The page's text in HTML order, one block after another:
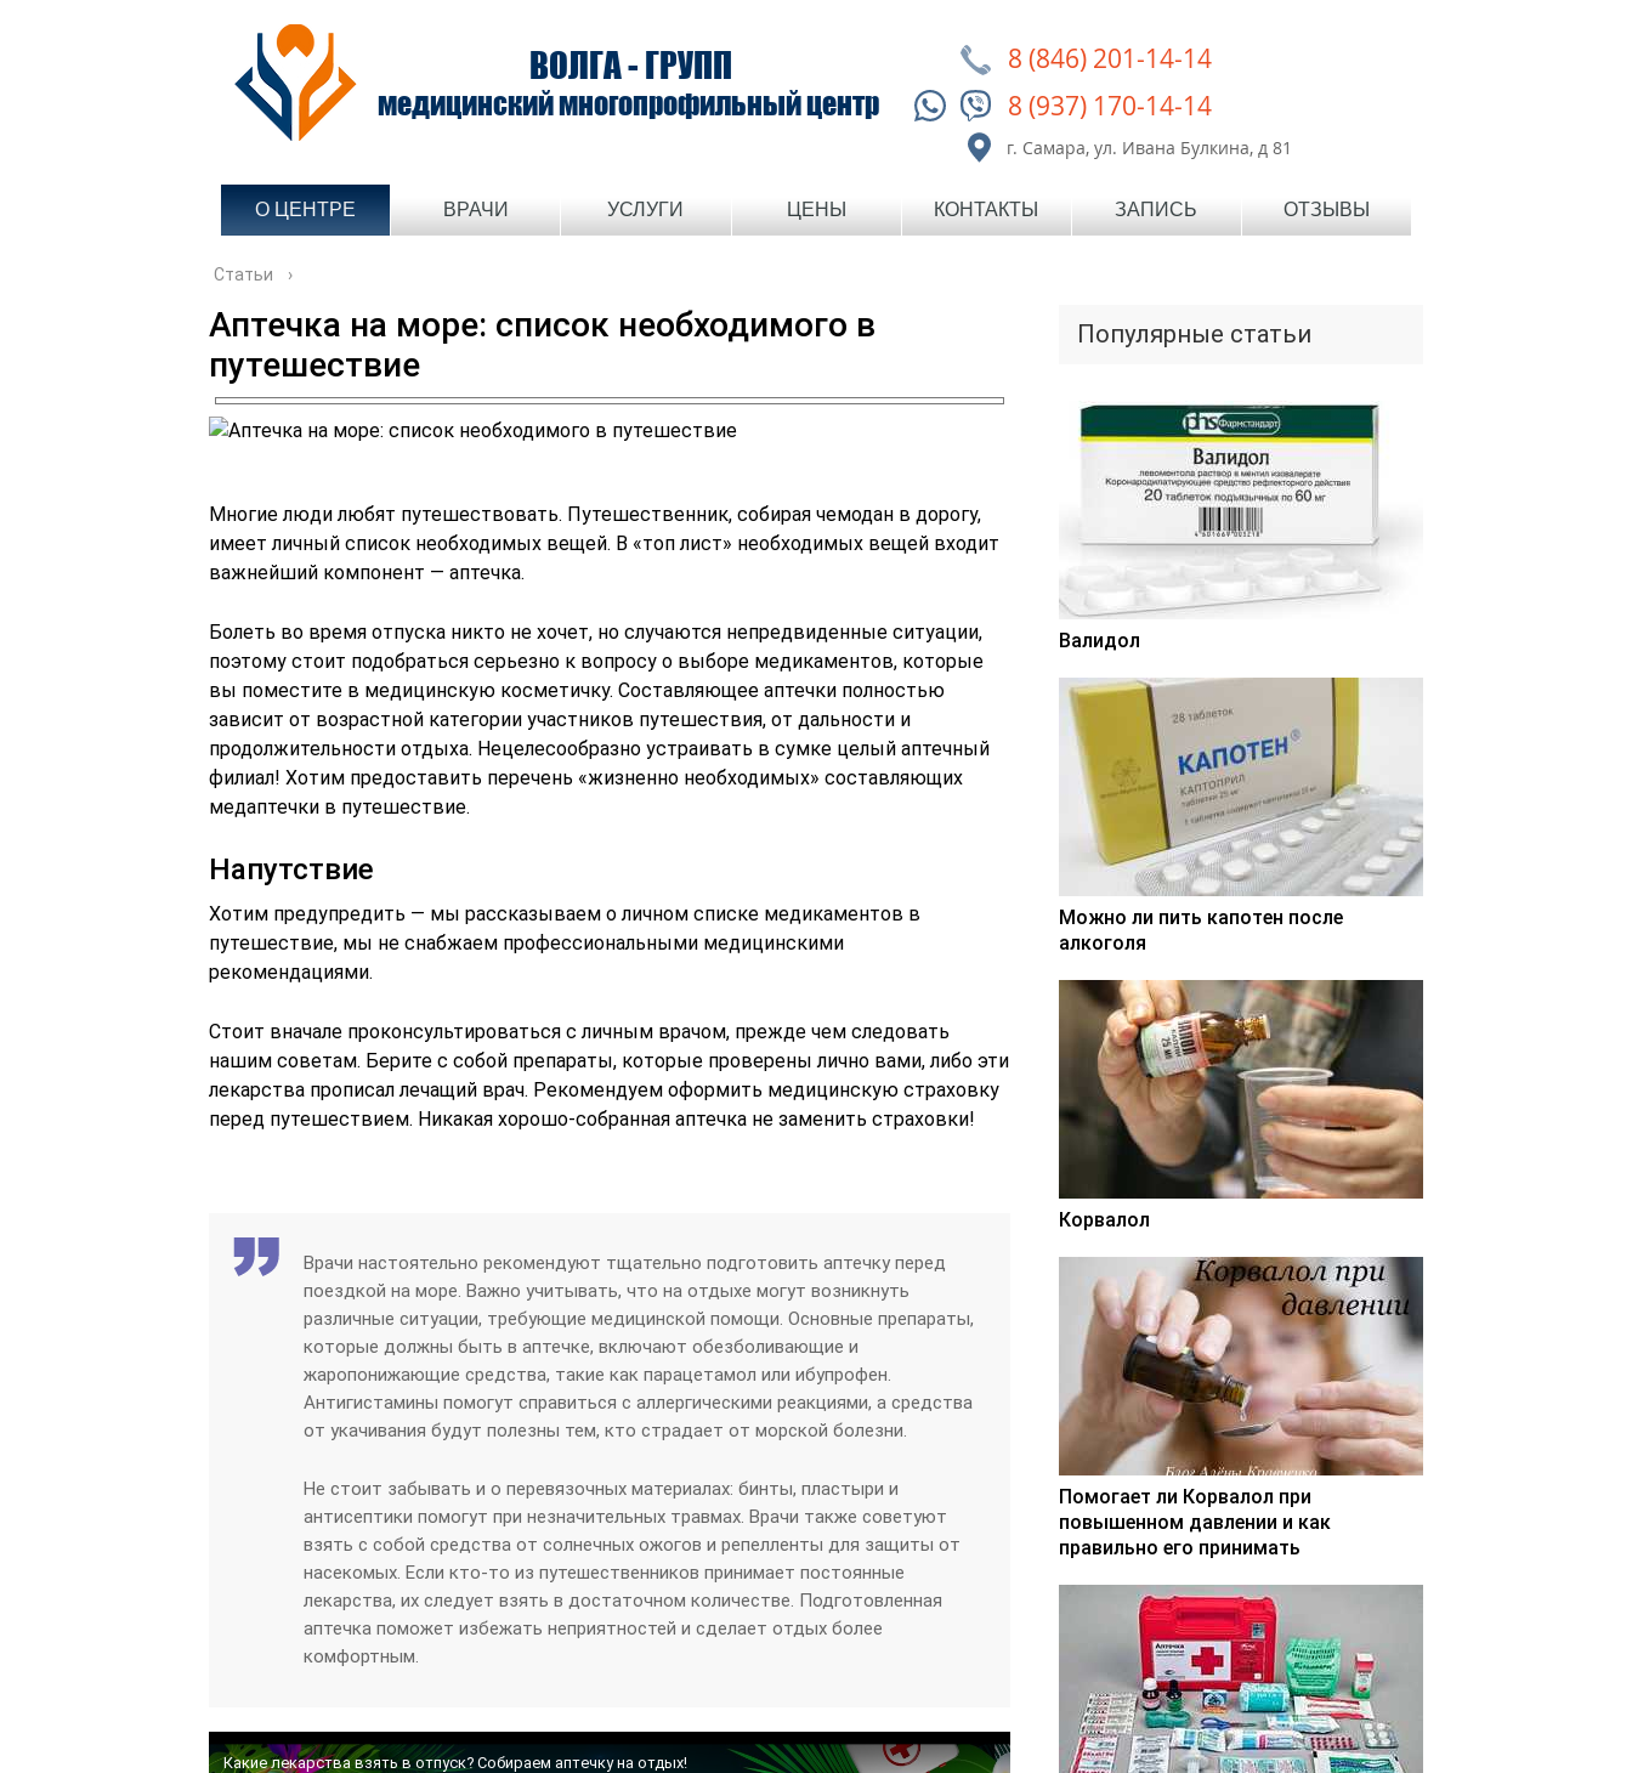
ВОЛГА - ГРУПП
медицинский многопрофильный центр
8 (846) 201-14-14
8 (937) 170-14-14
г. Самара, ул. Ивана Булкина, д 81
О ЦЕНТРЕ ВРАЧИ УСЛУГИ ЦЕНЫ КОНТАКТЫ ЗАПИСЬ ОТЗЫВЫ
Статьи ›
Аптечка на море: список необходимого в
путешествие
Многие люди любят путешествовать. Путешественник, собирая чемодан в дорогу,
имеет личный список необходимых вещей. В «топ лист» необходимых вещей входит
важнейший компонент — аптечка.
Болеть во время отпуска никто не хочет, но случаются непредвиденные ситуации,
поэтому стоит подобраться серьезно к вопросу о выборе медикаментов, которые
вы поместите в медицинскую косметичку. Составляющее аптечки полностью
зависит от возрастной категории участников путешествия, от дальности и
продолжительности отдыха. Нецелесообразно устраивать в сумке целый аптечный
филиал! Хотим предоставить перечень «жизненно необходимых» составляющих
медаптечки в путешествие.
Напутствие
Хотим предупредить — мы рассказываем о личном списке медикаментов в
путешествие, мы не снабжаем профессиональными медицинскими
рекомендациями.
Стоит вначале проконсультироваться с личным врачом, прежде чем следовать
нашим советам. Берите с собой препараты, которые проверены лично вами, либо эти
лекарства прописал лечащий врач. Рекомендуем оформить медицинскую страховку
перед путешествием. Никакая хорошо-собранная аптечка не заменить страховки!
Врачи настоятельно рекомендуют тщательно подготовить аптечку перед
поездкой на море. Важно учитывать, что на отдыхе могут возникнуть
различные ситуации, требующие медицинской помощи. Основные препараты,
которые должны быть в аптечке, включают обезболивающие и
жаропонижающие средства, такие как парацетамол или ибупрофен.
Антигистамины помогут справиться с аллергическими реакциями, а средства
от укачивания будут полезны тем, кто страдает от морской болезни.
Не стоит забывать и о перевязочных материалах: бинты, пластыри и
антисептики помогут при незначительных травмах. Врачи также советуют
взять с собой средства от солнечных ожогов и репелленты для защиты от
насекомых. Если кто-то из путешественников принимает постоянные
лекарства, их следует взять в достаточном количестве. Подготовленная
аптечка поможет избежать неприятностей и сделает отдых более
комфортным.
Какие лекарства взять в отпуск? Собираем аптечку на отдых!
Популярные статьи
Валидол
Можно ли пить капотен после
алкоголя
Корвалол
Помогает ли Корвалол при
повышенном давлении и как
правильно его принимать